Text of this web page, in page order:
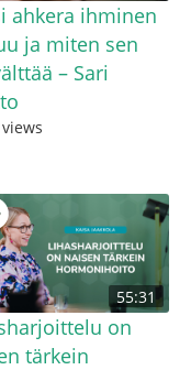
ahkera ihminen
ja miten sen
– Sari
views
55:31
on
tärkein